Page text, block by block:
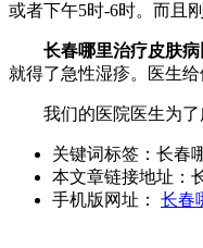
或者下午5时-6时。而且
长春哪里治疗皮肤病
就得了急性湿疹。医生
我们的医院医生为了
关键词标签： 长春
本文章链接地址：
手机版网址：
长春